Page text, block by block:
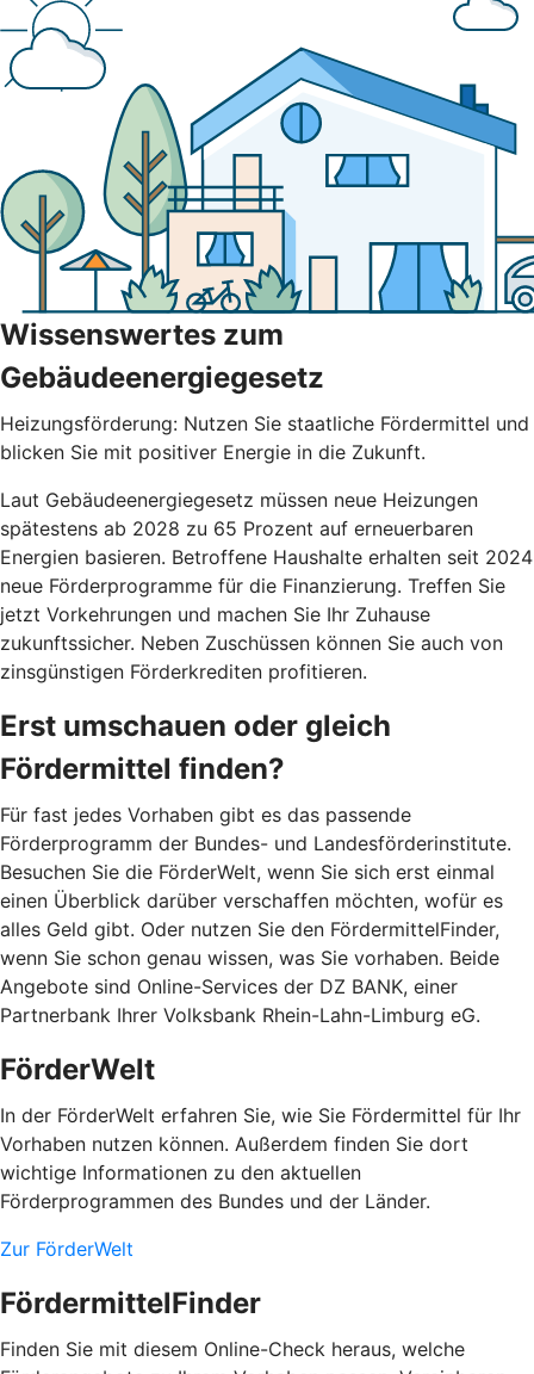
Wissenswertes zum
Gebäudeenergiegesetz
Heizungsförderung: Nutzen Sie staatliche Fördermittel und
blicken Sie mit positiver Energie in die Zukunft.
Laut Gebäudeenergiegesetz müssen neue Heizungen
spätestens ab 2028 zu 65 Prozent auf erneuerbaren
Energien basieren. Betroffene Haushalte erhalten seit 2024
neue Förderprogramme für die Finanzierung. Treffen Sie
jetzt Vorkehrungen und machen Sie Ihr Zuhause
zukunftssicher. Neben Zuschüssen können Sie auch von
zinsgünstigen Förderkrediten profitieren.
Erst umschauen oder gleich
Fördermittel finden?
Für fast jedes Vorhaben gibt es das passende
Förderprogramm der Bundes- und Landesförderinstitute.
Besuchen Sie die FörderWelt, wenn Sie sich erst einmal
einen Überblick darüber verschaffen möchten, wofür es
alles Geld gibt. Oder nutzen Sie den FördermittelFinder,
wenn Sie schon genau wissen, was Sie vorhaben. Beide
Angebote sind Online-Services der DZ BANK, einer
Partnerbank Ihrer Volksbank Rhein-Lahn-Limburg eG.
FörderWelt
In der FörderWelt erfahren Sie, wie Sie Fördermittel für Ihr
Vorhaben nutzen können. Außerdem finden Sie dort
wichtige Informationen zu den aktuellen
Förderprogrammen des Bundes und der Länder.
Zur FörderWelt
FördermittelFinder
Finden Sie mit diesem Online-Check heraus, welche